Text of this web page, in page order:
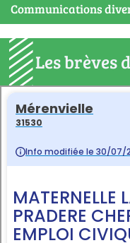
Communications
Les brèves